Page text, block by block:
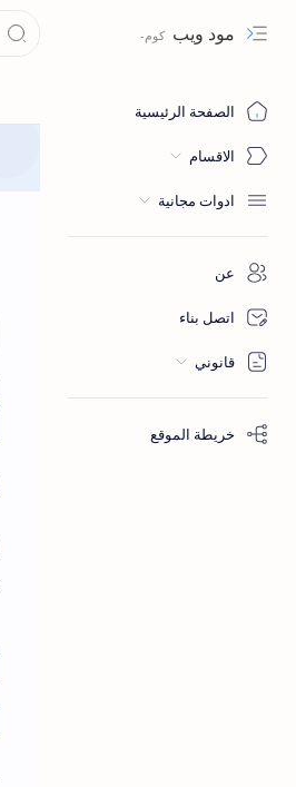
Navigation menu
مود ويب
الصفحة الرئيسية
الاقسام
ادوات مجانية
عن
اتصل بناء
قانوني
خريطة الموقع